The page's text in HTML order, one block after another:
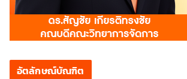
อัตลักษณ์บัณฑิต